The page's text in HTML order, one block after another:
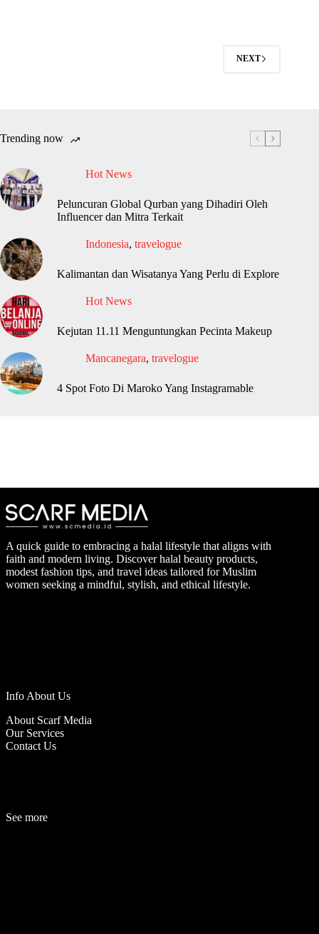
NEXT
Trending now
Hot News
Peluncuran Global Qurban yang Dihadiri Oleh
Influencer dan Mitra Terkait
Indonesia, travelogue
Kalimantan dan Wisatanya Yang Perlu di Explore
Hot News
Kejutan 11.11 Menguntungkan Pecinta Makeup
Mancanegara, travelogue
4 Spot Foto Di Maroko Yang Instagramable
A quick guide to embracing a halal lifestyle that aligns with
faith and modern living. Discover halal beauty products,
modest fashion tips, and travel ideas tailored for Muslim
women seeking a mindful, stylish, and ethical lifestyle.
Info About Us
About Scarf Media
Our Services
Contact Us
See more